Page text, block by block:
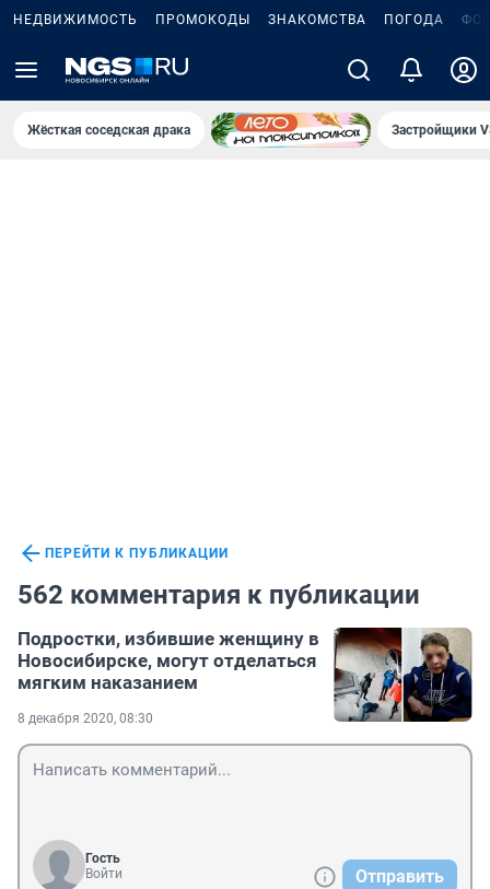
НЕДВИЖИМОСТЬ ПРОМОКОДЫ ЗНАКОМСТВА ПОГОДА
Жёсткая соседская драка Застройщики
ПЕРЕЙТИ К ПУБЛИКАЦИИ
562 комментария к публикации
Подростки, избившие женщину в
Новосибирске, могут отделаться
мягким наказанием
8 декабря 2020, 08:30
Гость
Войти
Отправить